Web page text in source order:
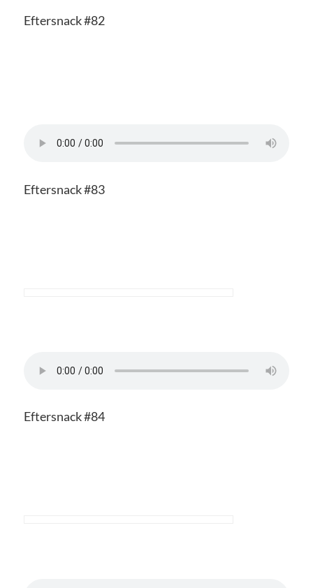
Eftersnack #82
Eftersnack #83
Eftersnack #84